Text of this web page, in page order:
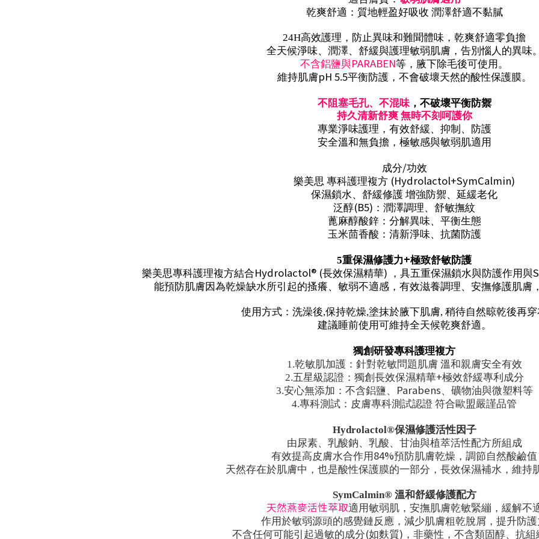
乾爽舒適：質地輕盈好吸收 潤澤舒適不黏膩
24H高效護理，防止異味和難聞體味，乾爽舒適零負擔
全天候淨味、潤澤、舒緩與護理敏弱肌膚，告別惱人的異味
不含鋁鹽與PARABEN等，腋下除毛後可使用。
維持肌膚pH 5.5平衡防護，不會破壞天然的酸性保護膜。
不阻塞毛孔、不混味，不破壞平衡防禦
持久清新舒爽 無時不刻呵護你
專業淨味護理，有效舒緩、抑制、防護
安全溫和無負擔，極敏感與敏弱肌適用
成分/功效
樂美思 專科護理複方 (Hydrolactol+SymCalmin)
保濕鎖水、舒緩修護 增強防禦、延緩老化
泛醇(B5) ：潤澤調理、舒敏撫紋
蓖麻醇酸鋅：分解異味、平衡生態
玉米茴香酸：清新淨味、抗菌防護
5重保濕修護力+極致舒敏防護
樂美思專科護理複方結合Hydrolactol® (長效保濕精華) ，具五重保濕鎖水與防護作用與
能預防肌膚因為乾燥缺水所引起的搔癢、敏弱不適感，有效滋養調理、安撫修護肌膚
使用方式： 洗澡後,保持乾燥,塗抹於腋下肌膚, 稍待自然晾乾後再
建議睡前使用可維持全天候乾爽舒適。
獨創研發專科護理複方
1.乾敏肌加護：針對乾敏問題肌膚 溫和親膚安全有效
2.五星級認證：獨創長效保濕精華+極效舒緩專利成分
3.安心無添加：不含鋁鹽、 Parabens、礦物油與微塑料等
4.專科測試：皮膚專科測試認證 符合歐盟嚴謹品管
Hydrolactol®保濕修護活性因子
由尿素、乳酸鈉、乳酸、甘油與植萃活性配方所組成
有效提高皮膚水合作用 84%預防肌膚乾燥，調節自然酸鹼值
天然存在於肌膚中，也是酸性保護膜的一部分，長效保濕補水，維持
SymCalmin® 溫和舒緩修護配方
天然燕麥活性萃取適用敏弱肌，安撫肌膚乾敏緊繃，緩解不
作用於敏弱源頭的感覺鏈反應，減少肌膚粗乾脫屑，提升防
不含任何可能引起過敏的成分(如麩質) ，非藥性，不含類固醇、抗